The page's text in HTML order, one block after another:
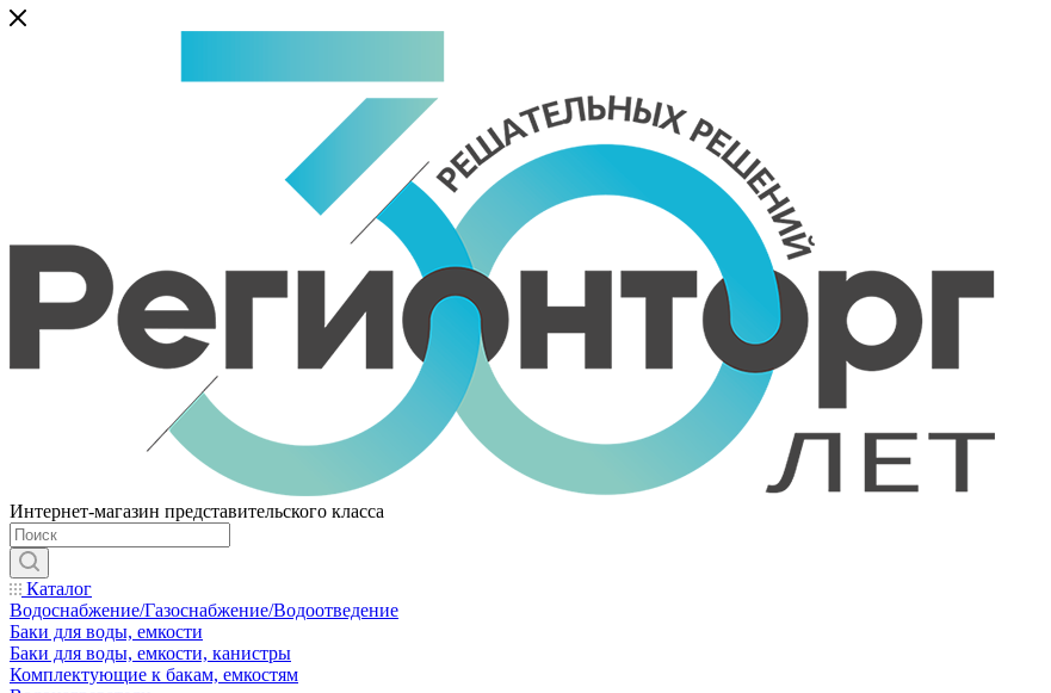
Интернет-магазин представительского класса
Каталог
Водоснабжение/Газоснабжение/Водоотведение
Баки для воды, емкости
Баки для воды, емкости, канистры
Комплектующие к бакам, емкостям